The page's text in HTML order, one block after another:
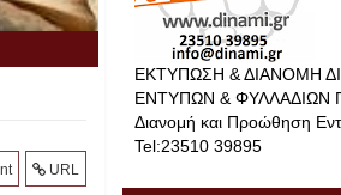
URL
ΕΚΤΥΠΩΣΗ & ΔΙΑΝΟΜΗ
ΕΝΤΥΠΩΝ & ΦΥΛΛΑΔΙΩΝ
Διανομή και Προώθηση
Tel:23510 39895